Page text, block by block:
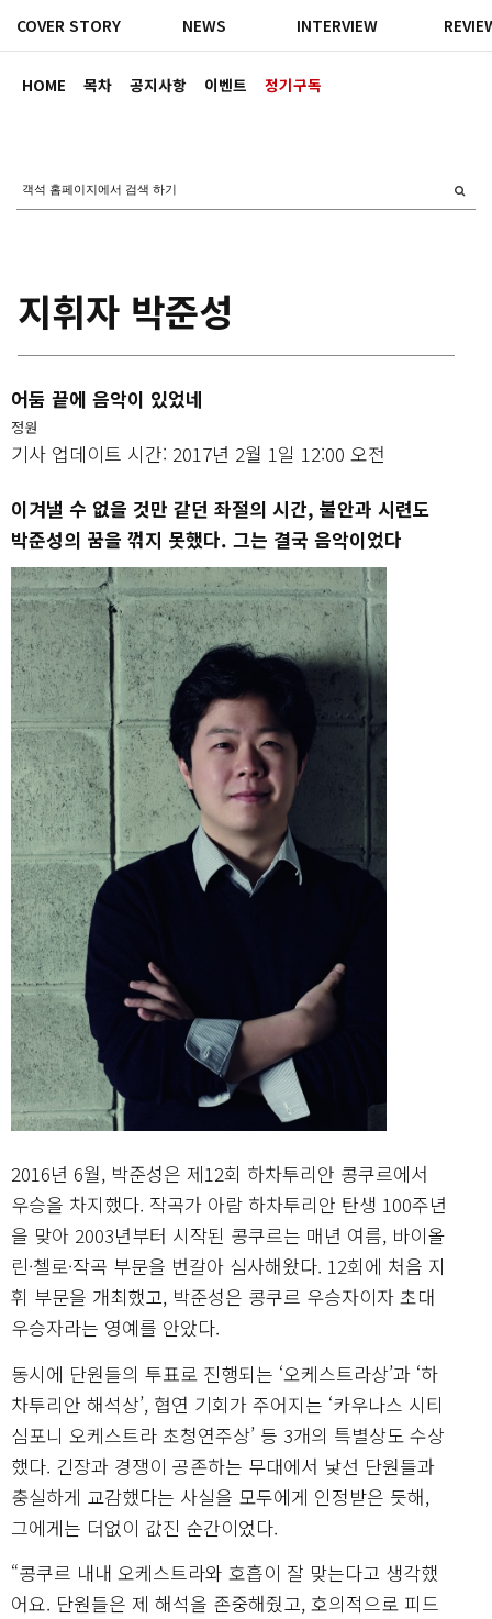
HOME 목차 공지사항 이벤트 정기구독
COVER STORY NEWS INTERVIEW
지휘자 박준성
어둠 끝에 음악이 있었네
정원
기사 업데이트 시간: 2017년 2월 1일 12:00 오전
이겨낼 수 없을 것만 같던 좌절의 시간, 불안과 시련도
박준성의 꿈을 꺾지 못했다. 그는 결국 음악이었다
2016년 6월, 박준성은 제12회 하차투리안 콩쿠르에서
우승을 차지했다. 작곡가 아람 하차투리안 탄생 100주년
을 맞아 2003년부터 시작된 콩쿠르는 매년 여름, 바이올
린·첼로·작곡 부문을 번갈아 심사해왔다. 12회에 처음 지
휘 부문을 개최했고, 박준성은 콩쿠르 우승자이자 초대
우승자라는 영예를 안았다.
동시에 단원들의 투표로 진행되는 ‘오케스트라상’과 ‘하
차투리안 해석상’, 협연 기회가 주어지는 ‘카우나스 시티
심포니 오케스트라 초청연주상’ 등 3개의 특별상도 수상
했다. 긴장과 경쟁이 공존하는 무대에서 낯선 단원들과
충실하게 교감했다는 사실을 모두에게 인정받은 듯해,
그에게는 더없이 값진 순간이었다.
“콩쿠르 내내 오케스트라와 호흡이 잘 맞는다고 생각했
어요. 단원들은 제 해석을 존중해줬고, 호의적으로 피드